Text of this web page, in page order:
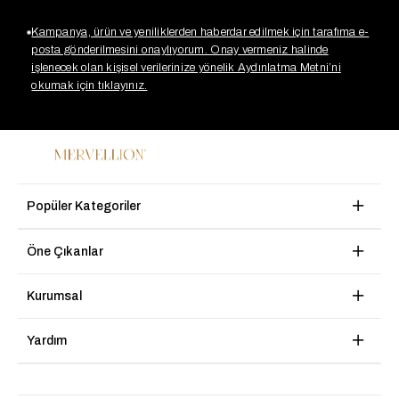
Kampanya, ürün ve yeniliklerden haberdar edilmek için tarafıma e-
posta gönderilmesini onaylıyorum. Onay vermeniz halinde
işlenecek olan kişisel verilerinize yönelik Aydınlatma Metni’ni
okumak için tıklayınız.
Popüler Kategoriler
Öne Çıkanlar
Kurumsal
Yardım